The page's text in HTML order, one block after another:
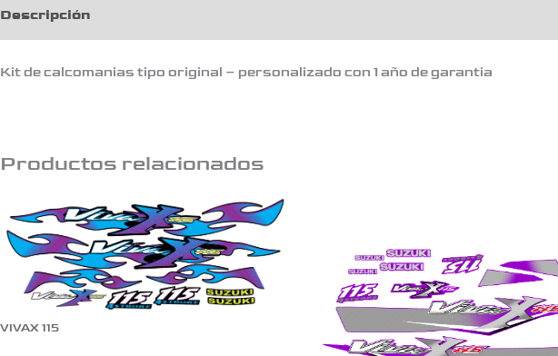
Descripción
Kit de calcomanias tipo original – personalizado con 1 año de garantia
Productos relacionados
VIVAX 115